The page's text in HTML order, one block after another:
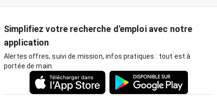
Simplifiez votre recherche d'emploi avec notre
application
Alertes offres, suivi de mission, infos pratiques : tout est à
portée de main.